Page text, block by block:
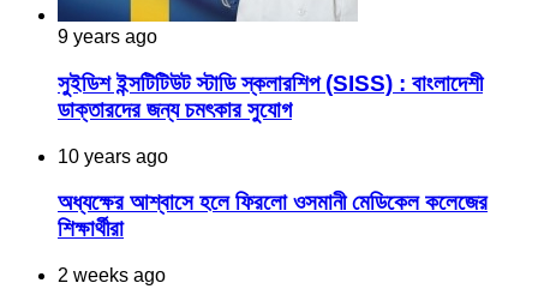
9 years ago
সুইডিশ ইন্সটিটিউট স্টাডি স্কলারশিপ (SISS) : বাংলাদেশী
ডাক্তারদের জন্য চমৎকার সুযোগ
10 years ago
অধ্যক্ষের আশ্বাসে হলে ফিরলো ওসমানী মেডিকেল কলেজের
শিক্ষার্থীরা
2 weeks ago